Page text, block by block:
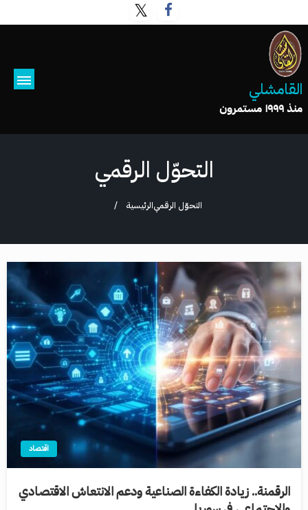
القامشلي
منذ ١٩٩٩ مستمرون
التحوّل الرقمي
الرئيسيةالتحوّل الرقمي
اقتصاد
الرقمنة.. زيادة الكفاءة الصناعية ودعم الانتعاش الاقتصادي